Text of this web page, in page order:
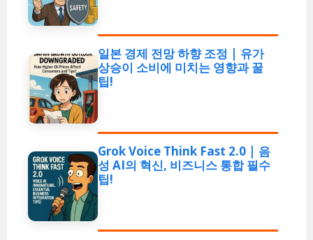
일본 경제 전망 하향 조정 | 유가
상승이 소비에 미치는 영향과 꿀
팁!
Grok Voice Think Fast 2.0 | 음
성 AI의 혁신, 비즈니스 통합 필수
팁!